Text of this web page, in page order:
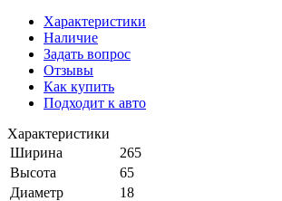
Характеристики
Наличие
Задать вопрос
Отзывы
Как купить
Подходит к авто
Характеристики
Ширина
265
Высота
65
Диаметр
18